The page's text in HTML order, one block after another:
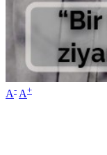
A- A+